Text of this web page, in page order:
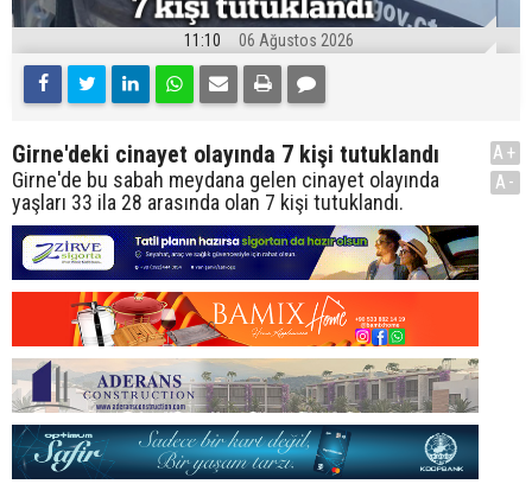
11:10 06 Ağustos 2026
Girne'deki cinayet olayında 7 kişi tutuklandı
Girne'de bu sabah meydana gelen cinayet olayında
yaşları 33 ila 28 arasında olan 7 kişi tutuklandı.
A+
A-